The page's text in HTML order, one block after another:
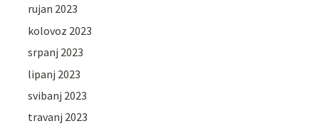
rujan 2023
kolovoz 2023
srpanj 2023
lipanj 2023
svibanj 2023
travanj 2023